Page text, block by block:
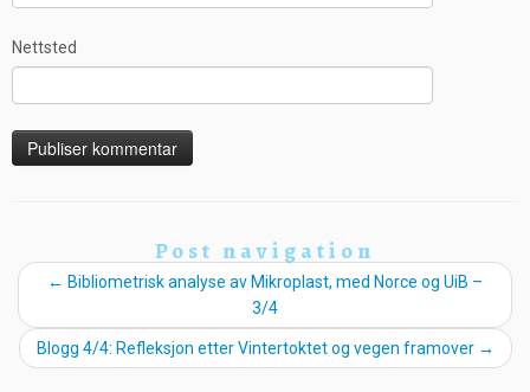
Nettsted
Post navigation
← Bibliometrisk analyse av Mikroplast, med Norce og UiB –
3/4
Blogg 4/4: Refleksjon etter Vintertoktet og vegen framover →